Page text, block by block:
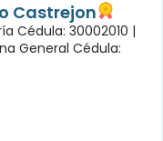
Castrejon
Cédula: 30002010 |
General Cédula: